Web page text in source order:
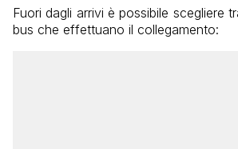
Fuori dagli arrivi è possibile scegliere
bus che effettuano il collegamento: